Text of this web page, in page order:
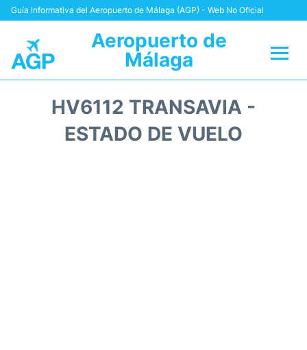
Guía Informativa del Aeropuerto de Málaga (AGP) - Web No Oficial
Aeropuerto de
Málaga
HV6112 TRANSAVIA -
ESTADO DE VUELO